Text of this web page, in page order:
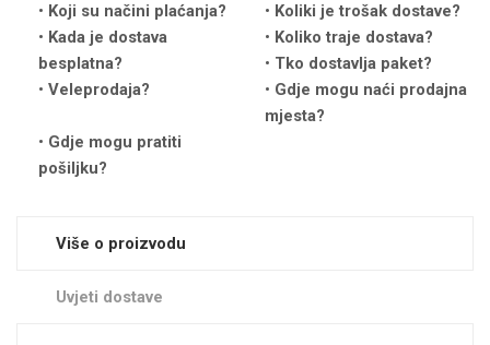
Koji su načini plaćanja?
Koliki je trošak dostave?
Kada je dostava
besplatna?
Koliko traje dostava?
Tko dostavlja paket?
Veleprodaja?
Gdje mogu naći prodajna
mjesta?
Gdje mogu pratiti
pošiljku?
Više o proizvodu
Uvjeti dostave
Quotes Collection Cirkus
Zodiac